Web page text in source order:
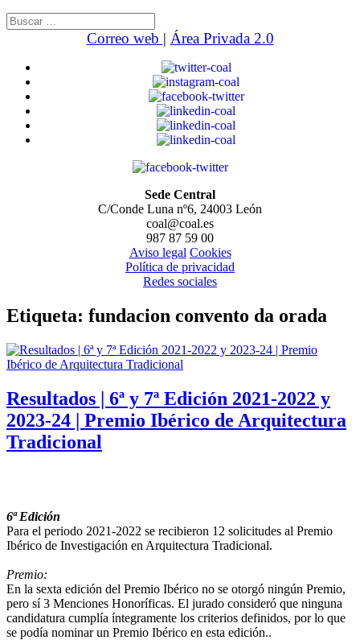
Buscar:
Correo web | Área Privada 2.0
Sede Central
C/Conde Luna nº6, 24003 León
coal@coal.es
987 87 59 00
Aviso legal Cookies
Política de privacidad
Redes sociales
Etiqueta: fundacion convento da orada
Resultados | 6ª y 7ª Edición 2021-2022 y
2023-24 | Premio Ibérico de Arquitectura
Tradicional
6ª Edición
Para el periodo 2021-2022 se recibieron 12 solicitudes al Premio
Ibérico de Investigación en Arquitectura Tradicional.
Premio:
En la sexta edición del Premio Ibérico no se otorgó ningún Premio,
pero sí 3 Menciones Honoríficas. El jurado consideró que ninguna
candidatura cumplía íntegramente los criterios definidos, por lo que
se podía nominar un Premio Ibérico en esta edición..